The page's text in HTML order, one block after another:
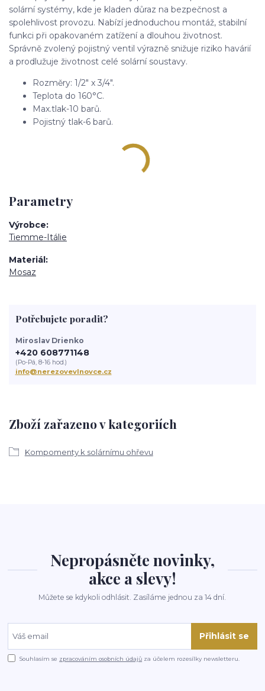
solární systémy, kde je kladen důraz na bezpečnost a
spolehlivost provozu. Nabízí jednoduchou montáž, stabilní
funkci při opakovaném zatížení a dlouhou životnost.
Správně zvolený pojistný ventil výrazně snižuje riziko havárií
a prodlužuje životnost celé solární soustavy.
Rozměry: 1/2" x 3/4".
Teplota do 160°C.
Max.tlak-10 barů.
Pojistný tlak-6 barů.
Parametry
Výrobce
Tiemme-Itálie
Materiál
Mosaz
Zboží zařazeno v kategoriích
Kompomenty k solárnímu ohřevu
Potřebujete poradit?
Miroslav Drienko
+420 608771148
(Po-Pá, 8-16 hod.)
info@nerezovevlnovce.cz
Nepropásněte novinky,
akce a slevy!
Můžete se kdykoli odhlásit. Zasíláme jednou za 14 dní.
Přihlásit se
Souhlasím se zpracováním osobních údajů za účelem rozesílky newsletteru.